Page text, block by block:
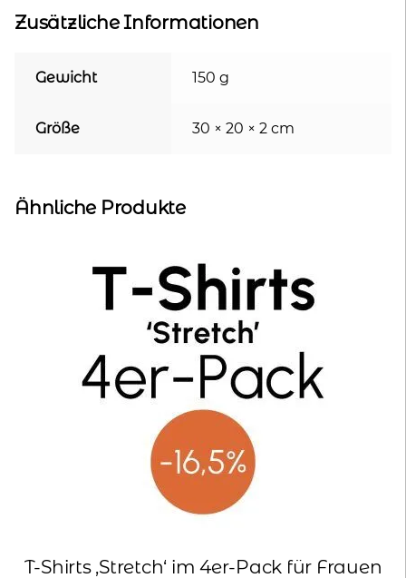
Zusätzliche Informationen
Gewicht 150 g
Größe 30 × 20 × 2 cm
Ähnliche Produkte
T-Shirts ‚Stretch‘ im 4er-Pack für Frauen